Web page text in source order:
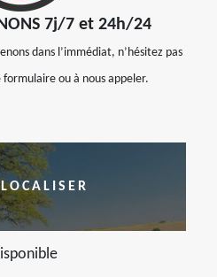
7j/7 et 24h/24
dans l’immédiat, n’hésitez pas
ou à nous appeler.